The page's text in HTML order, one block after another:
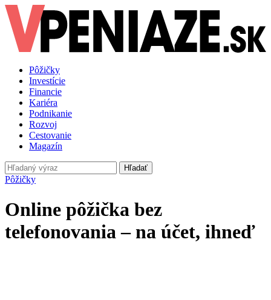
Pôžičky
Investície
Financie
Kariéra
Podnikanie
Rozvoj
Cestovanie
Magazín
Hľadať
Pôžičky
Online pôžička bez
telefonovania – na účet, ihneď